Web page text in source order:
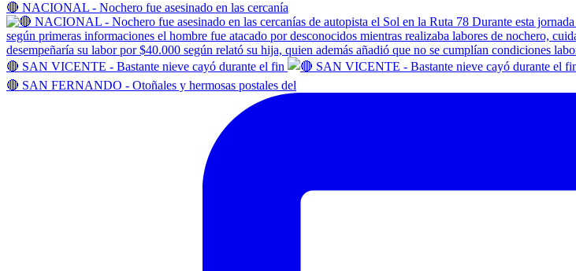
🔴 NACIONAL - Nochero fue asesinado en las cercanía
🔴 SAN VICENTE - Bastante nieve cayó durante el fin
🔴 SAN FERNANDO - Otoñales y hermosas postales del